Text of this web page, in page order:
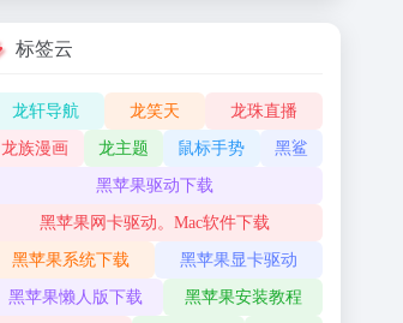
标签云
龙轩导航 龙笑天 龙珠直播
龙族漫画 龙主题 鼠标手势 黑鲨
黑苹果驱动下载
黑苹果网卡驱动。Mac软件下载
黑苹果系统下载 黑苹果显卡驱动
黑苹果懒人版下载 黑苹果安装教程